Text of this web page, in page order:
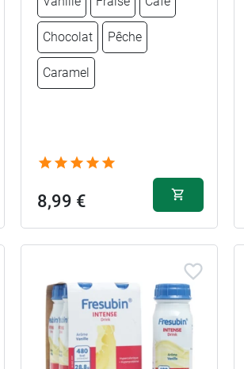
Chocolat Pêche
Caramel
8,99 €